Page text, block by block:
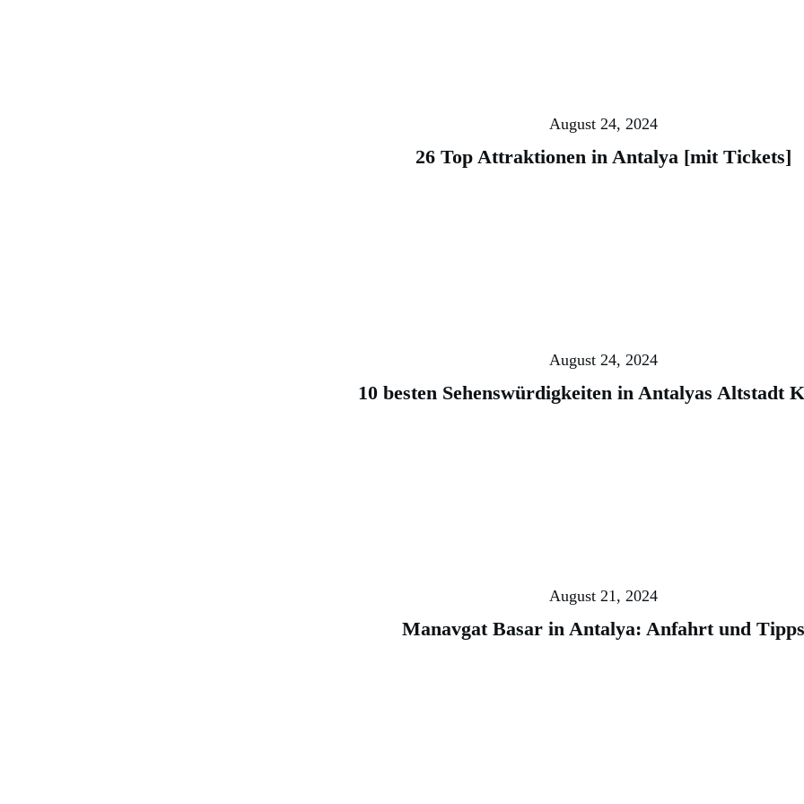
August 24, 2024
26 Top Attraktionen in Antalya [mit Tickets]
August 24, 2024
10 besten Sehenswürdigkeiten in Antalyas Altstadt
August 21, 2024
Manavgat Basar in Antalya: Anfahrt und Tipps